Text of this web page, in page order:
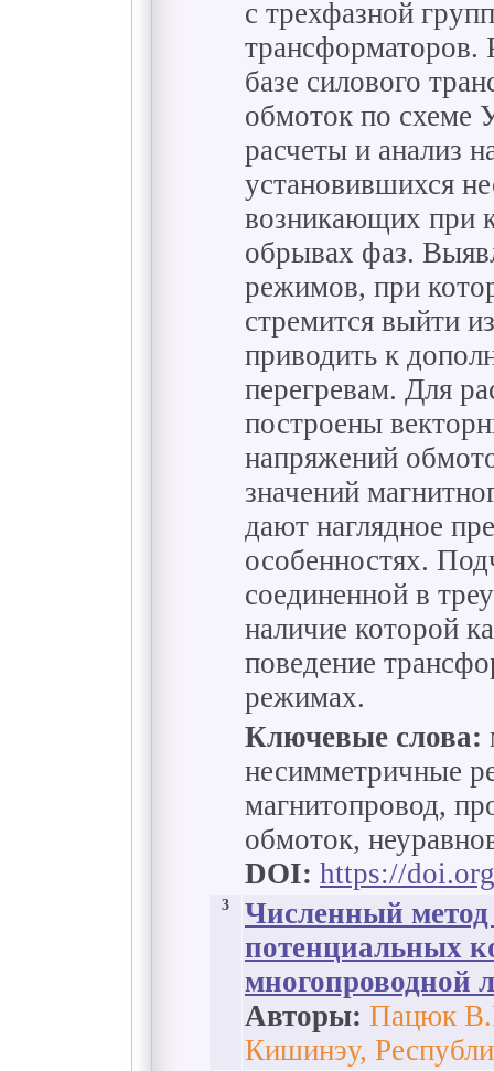
с трехфазной
трансформаторов.
базе силового
обмоток по схеме
расчеты и анализ
установившихся
возникающих при
обрывах фаз.
режимов, при
стремится выйти
приводить к
перегревам. Для
построены
напряжений
значений
дают наглядное
особенностях.
соединенной в
наличие которой
поведение
режимах.
Ключевые слова:
несимметричные
магнитопровод,
обмоток,
DOI: https://
3
Численный
потенциальных
многопроводной
Авторы: Пацюк
Кишинэу,